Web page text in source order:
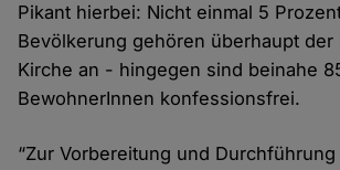
Pikant hierbei: Nicht einmal 5
Bevölkerung gehören überhaupt der
Kirche an - hingegen sind beinahe
BewohnerInnen konfessionsfrei.
“Zur Vorbereitung und Durchführung